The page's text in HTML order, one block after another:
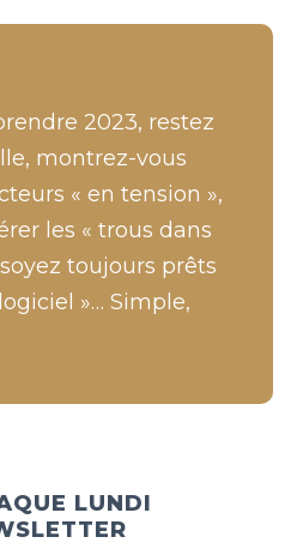
LUNDI
2023, restez
montrez-vous
« en tension »,
les « trous dans
toujours prêts
»… Simple,